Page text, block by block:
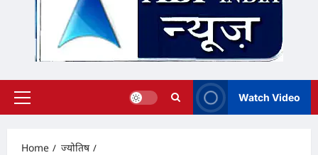
Primary
Watch Video
Home
ज्योतिष